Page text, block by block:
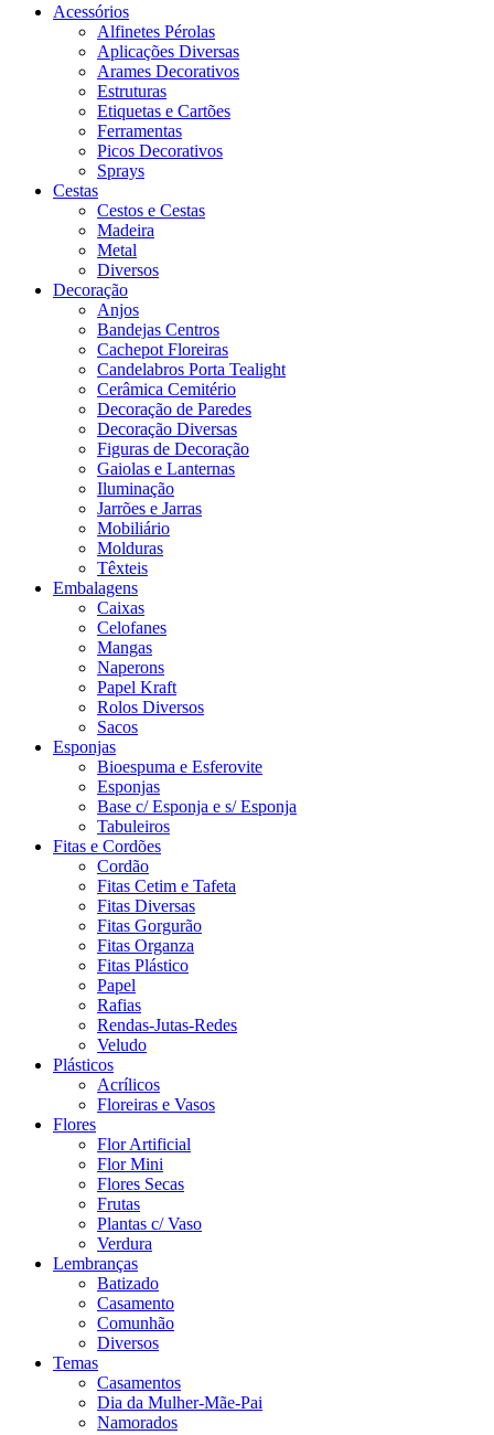
Acessórios
Alfinetes Pérolas
Aplicações Diversas
Arames Decorativos
Estruturas
Etiquetas e Cartões
Ferramentas
Picos Decorativos
Sprays
Cestas
Cestos e Cestas
Madeira
Metal
Diversos
Decoração
Anjos
Bandejas Centros
Cachepot Floreiras
Candelabros Porta Tealight
Cerâmica Cemitério
Decoração de Paredes
Decoração Diversas
Figuras de Decoração
Gaiolas e Lanternas
Iluminação
Jarrões e Jarras
Mobiliário
Molduras
Têxteis
Embalagens
Caixas
Celofanes
Mangas
Naperons
Papel Kraft
Rolos Diversos
Sacos
Esponjas
Bioespuma e Esferovite
Esponjas
Base c/ Esponja e s/ Esponja
Tabuleiros
Fitas e Cordões
Cordão
Fitas Cetim e Tafeta
Fitas Diversas
Fitas Gorgurão
Fitas Organza
Fitas Plástico
Papel
Rafias
Rendas-Jutas-Redes
Veludo
Plásticos
Acrílicos
Floreiras e Vasos
Flores
Flor Artificial
Flor Mini
Flores Secas
Frutas
Plantas c/ Vaso
Verdura
Lembranças
Batizado
Casamento
Comunhão
Diversos
Temas
Casamentos
Dia da Mulher-Mãe-Pai
Namorados